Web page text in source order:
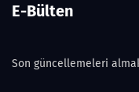
E-Bülten
Son güncellemeleri